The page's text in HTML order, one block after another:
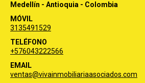
Medellín - Antioquia - Colombia
MÓVIL
3135491529
TELÉFONO
+576043222566
EMAIL
ventas@vivainmobiliariaasociados.com